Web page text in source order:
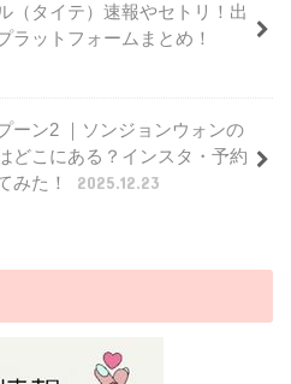
（タイテ）速報やセトリ！出
ラットフォームまとめ！
ーン2 ｜ソンジョンウォンの
どこにある？インスタ・予約
みた！
2025.12.23